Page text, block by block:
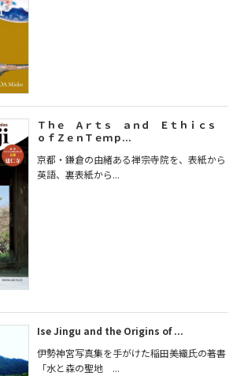
Ｔｈｅ Ａｒｔｓ ａｎｄ Ｅｔｈｉｃｓ
ｏｆＺｅｎＴｅｍｐ...
京都・鎌倉の由緒ある禅宗寺院を、表紙から
英語、裏表紙から...
Ise Jingu and the Origins of ...
伊勢神宮写真集を手がけた稲田美織氏の著書
「水と森の聖地 ...